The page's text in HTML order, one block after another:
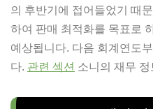
의 후반기에 접어들었기 때
하여 판매 최적화를 목표로
예상됩니다. 다음 회계연도
다. 관련 섹션 소니의 재무